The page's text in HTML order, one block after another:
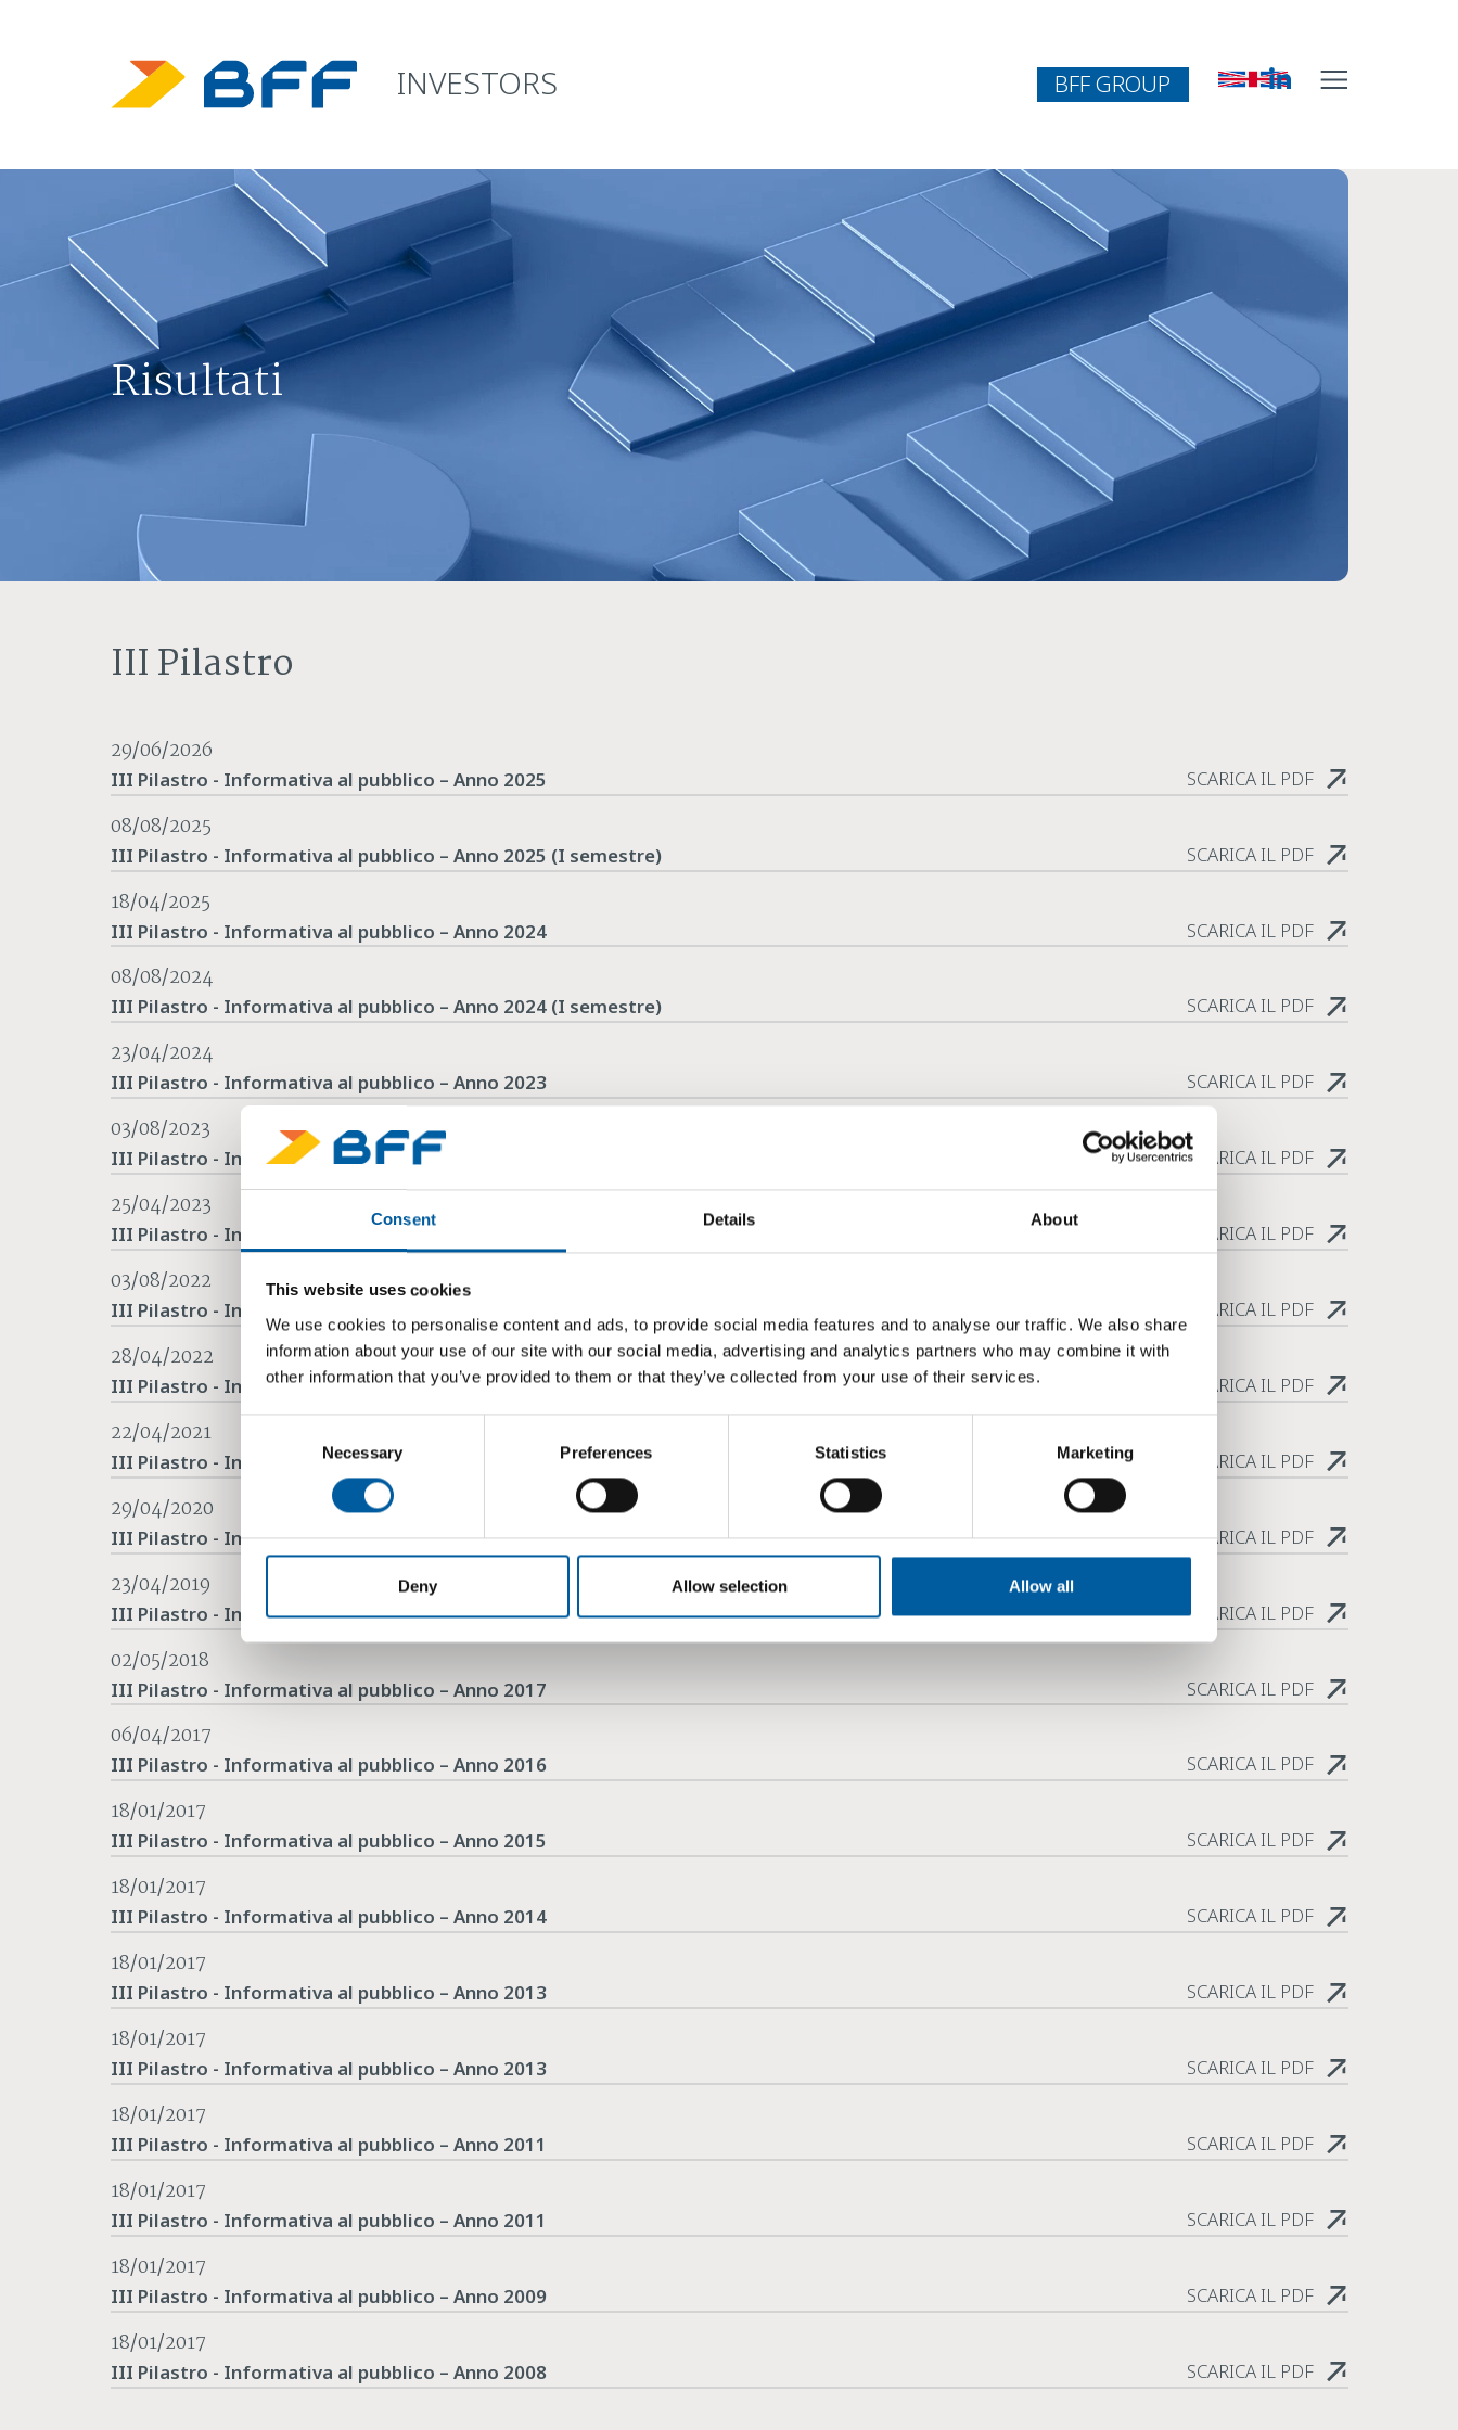
Consent Details About
This website uses cookies
We use cookies to personalise content and ads, to provide social media features and to analyse our traffic. We also share
information about your use of our site with our social media, advertising and analytics partners who may combine it with
other information that you’ve provided to them or that they’ve collected from your use of their services.
Necessary Preferences Statistics Marketing
Deny Allow selection Allow all
INVESTORS BFF GROUP
Risultati
III Pilastro
29/06/2026
III Pilastro - Informativa al pubblico – Anno 2025 SCARICA IL PDF
08/08/2025
III Pilastro - Informativa al pubblico – Anno 2025 (I semestre) SCARICA IL PDF
18/04/2025
III Pilastro - Informativa al pubblico – Anno 2024 SCARICA IL PDF
08/08/2024
III Pilastro - Informativa al pubblico – Anno 2024 (I semestre) SCARICA IL PDF
23/04/2024
III Pilastro - Informativa al pubblico – Anno 2023 SCARICA IL PDF
03/08/2023
III Pilastro - Informativa al pubblico – Anno 2023 (I semestre) SCARICA IL PDF
25/04/2023
III Pilastro - Informativa al pubblico – Anno 2022 SCARICA IL PDF
03/08/2022
III Pilastro - Informativa al pubblico – Anno 2022 (I semestre) SCARICA IL PDF
28/04/2022
III Pilastro - Informativa al pubblico – Anno 2021 SCARICA IL PDF
22/04/2021
III Pilastro - Informativa al pubblico – Anno 2020 SCARICA IL PDF
29/04/2020
III Pilastro - Informativa al pubblico – Anno 2019 SCARICA IL PDF
23/04/2019
III Pilastro - Informativa al pubblico – Anno 2018 SCARICA IL PDF
02/05/2018
III Pilastro - Informativa al pubblico – Anno 2017 SCARICA IL PDF
06/04/2017
III Pilastro - Informativa al pubblico – Anno 2016 SCARICA IL PDF
18/01/2017
III Pilastro - Informativa al pubblico – Anno 2015 SCARICA IL PDF
18/01/2017
III Pilastro - Informativa al pubblico – Anno 2014 SCARICA IL PDF
18/01/2017
III Pilastro - Informativa al pubblico – Anno 2013 SCARICA IL PDF
18/01/2017
III Pilastro - Informativa al pubblico – Anno 2013 SCARICA IL PDF
18/01/2017
III Pilastro - Informativa al pubblico – Anno 2011 SCARICA IL PDF
18/01/2017
III Pilastro - Informativa al pubblico – Anno 2011 SCARICA IL PDF
18/01/2017
III Pilastro - Informativa al pubblico – Anno 2009 SCARICA IL PDF
18/01/2017
III Pilastro - Informativa al pubblico – Anno 2008 SCARICA IL PDF